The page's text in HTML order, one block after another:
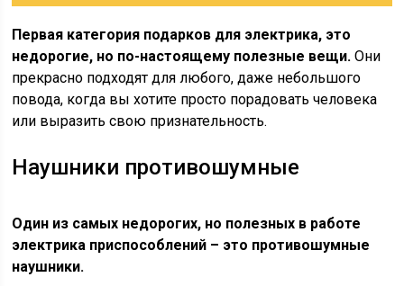
Первая категория подарков для электрика, это
недорогие, но по-настоящему полезные вещи. Они
прекрасно подходят для любого, даже небольшого
повода, когда вы хотите просто порадовать человека
или выразить свою признательность.
Наушники противошумные
Один из самых недорогих, но полезных в работе
электрика приспособлений – это противошумные
наушники.